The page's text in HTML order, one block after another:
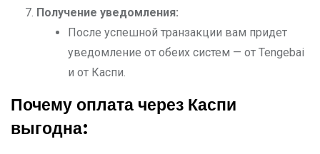
Получение уведомления:
После успешной транзакции вам придет
уведомление от обеих систем — от Tengebai
и от Каспи.
Почему оплата через Каспи
выгодна: